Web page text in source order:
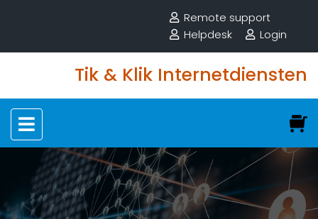
Remote support
Helpdesk
Login
Tik & Klik Internetdiensten